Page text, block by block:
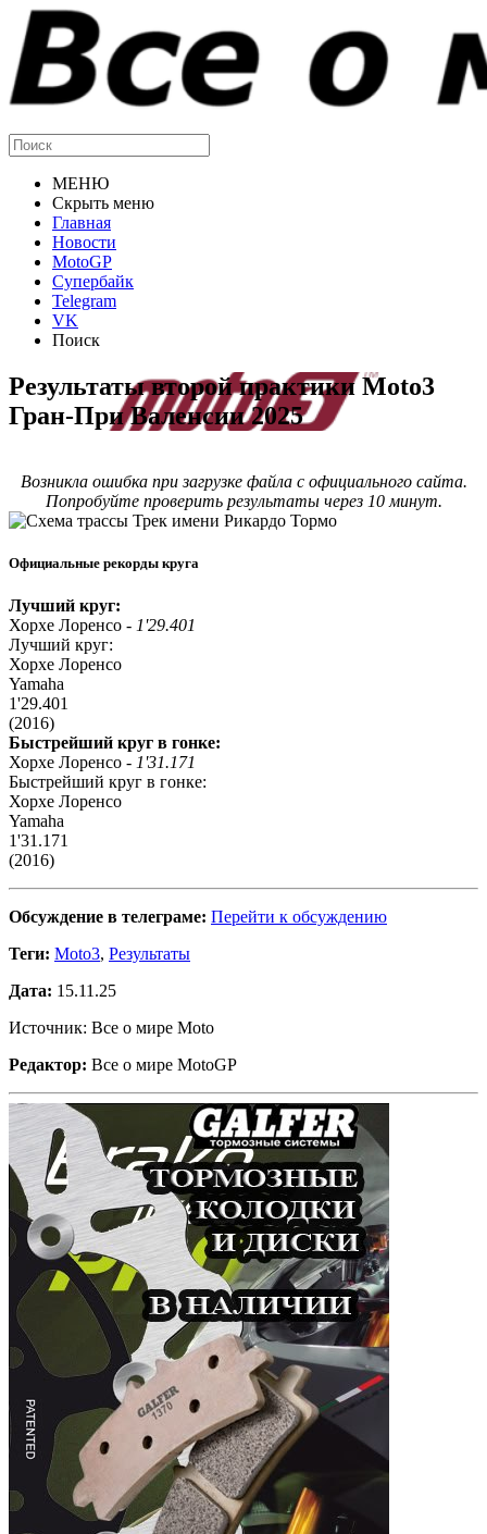
МЕНЮ
Скрыть меню
Главная
Новости
MotoGP
Супербайк
Telegram
VK
Поиск
Результаты второй практики Moto3
Гран-При Валенсии 2025
Возникла ошибка при загрузке файла с официального сайта.
Попробуйте проверить результаты через 10 минут.
Официальные рекорды круга
Лучший круг:
Хорхе Лоренсо - 1'29.401
Лучший круг:
Хорхе Лоренсо
Yamaha
1'29.401
(2016)
Быстрейший круг в гонке:
Хорхе Лоренсо - 1'31.171
Быстрейший круг в гонке:
Хорхе Лоренсо
Yamaha
1'31.171
(2016)
Обсуждение в телеграме: Перейти к обсуждению
Теги: Moto3, Результаты
Дата: 15.11.25
Источник: Все о мире Moto
Редактор: Все о мире MotoGP